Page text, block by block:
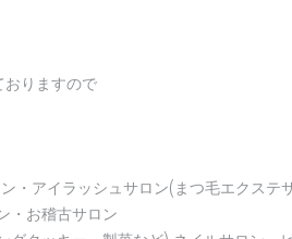
おりますので
・アイラッシュサロン(まつ毛エクステ
・お稽古サロン